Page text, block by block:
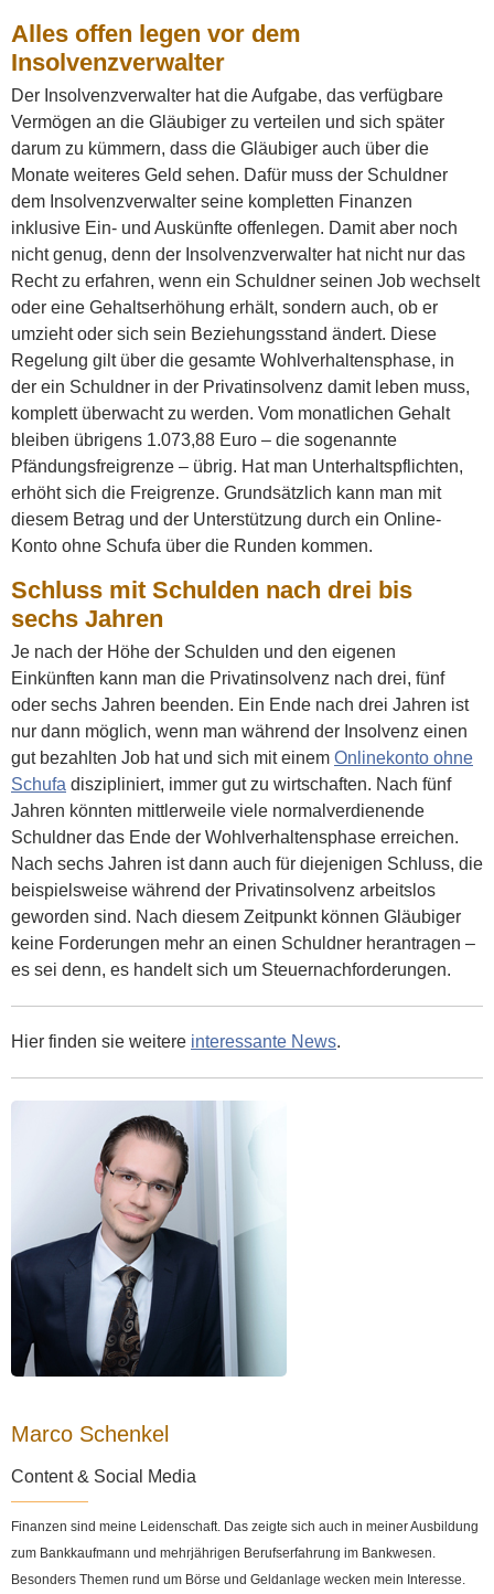
Alles offen legen vor dem
Insolvenzverwalter
Der Insolvenzverwalter hat die Aufgabe, das verfügbare
Vermögen an die Gläubiger zu verteilen und sich später
darum zu kümmern, dass die Gläubiger auch über die
Monate weiteres Geld sehen. Dafür muss der Schuldner
dem Insolvenzverwalter seine kompletten Finanzen
inklusive Ein- und Auskünfte offenlegen. Damit aber noch
nicht genug, denn der Insolvenzverwalter hat nicht nur das
Recht zu erfahren, wenn ein Schuldner seinen Job wechselt
oder eine Gehaltserhöhung erhält, sondern auch, ob er
umzieht oder sich sein Beziehungsstand ändert. Diese
Regelung gilt über die gesamte Wohlverhaltensphase, in
der ein Schuldner in der Privatinsolvenz damit leben muss,
komplett überwacht zu werden. Vom monatlichen Gehalt
bleiben übrigens 1.073,88 Euro – die sogenannte
Pfändungsfreigrenze – übrig. Hat man Unterhaltspflichten,
erhöht sich die Freigrenze. Grundsätzlich kann man mit
diesem Betrag und der Unterstützung durch ein Online-
Konto ohne Schufa über die Runden kommen.
Schluss mit Schulden nach drei bis
sechs Jahren
Je nach der Höhe der Schulden und den eigenen
Einkünften kann man die Privatinsolvenz nach drei, fünf
oder sechs Jahren beenden. Ein Ende nach drei Jahren ist
nur dann möglich, wenn man während der Insolvenz einen
gut bezahlten Job hat und sich mit einem Onlinekonto ohne
Schufa diszipliniert, immer gut zu wirtschaften. Nach fünf
Jahren könnten mittlerweile viele normalverdienende
Schuldner das Ende der Wohlverhaltensphase erreichen.
Nach sechs Jahren ist dann auch für diejenigen Schluss, die
beispielsweise während der Privatinsolvenz arbeitslos
geworden sind. Nach diesem Zeitpunkt können Gläubiger
keine Forderungen mehr an einen Schuldner herantragen –
es sei denn, es handelt sich um Steuernachforderungen.
Hier finden sie weitere interessante News.
Marco Schenkel
Content & Social Media
Finanzen sind meine Leidenschaft. Das zeigte sich auch in meiner Ausbildung
zum Bankkaufmann und mehrjährigen Berufserfahrung im Bankwesen.
Besonders Themen rund um Börse und Geldanlage wecken mein Interesse.